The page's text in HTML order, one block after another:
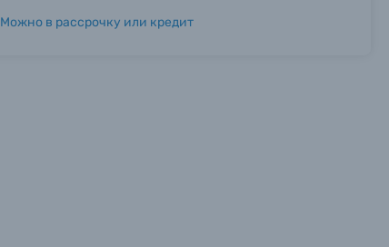
Можно в рассрочку или кредит